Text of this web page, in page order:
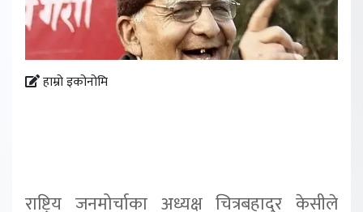
हाम्रो इकोनोमि
राष्ट्रिय जनमोर्चाका अध्यक्ष चित्रबहादुर केसीले